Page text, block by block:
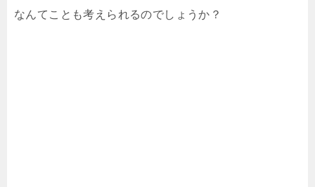
なんてことも考えられるのでしょうか？